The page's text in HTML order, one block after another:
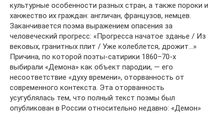
культурные особенности разных стран, а также пороки и
ханжество их граждан: англичан, французов, немцев.
Заканчивается поэма выражением опасения за
человеческий прогресс: «Прогресса начатое зданье / Из
вековых, гранитных плит / Уже колеблется, дрожит…»
Причина, по которой поэты-сатирики 1860–70-х
выбирали «Демона» как объект пародии, — его
несоответствие «духу времени», оторванность от
современного контекста. Эта оторванность
усугублялась тем, что полный текст поэмы был
опубликован в России относительно недавно: «Демон»